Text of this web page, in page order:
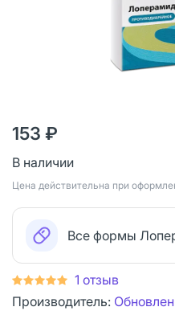
153 ₽
В наличии
Цена действительна при
Все формы
1 отзыв
Производитель: